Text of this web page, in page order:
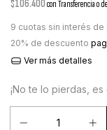
$106.400conTransferencia o
9 cuotas sin interés de
20% de descuento
Ver más detalles
¡No te lo pierdas, es